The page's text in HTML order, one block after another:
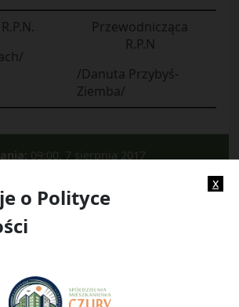
Przewodnicząca
R.P.N
/Danuta Przybyś-
Ziemba/
09:00, 7 sierpnia 2017
x
o Polityce